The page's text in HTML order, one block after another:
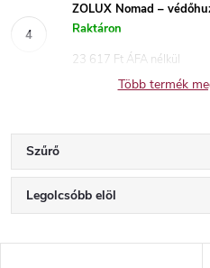
ZOLUX Nomad –
Raktáron
23 617 Ft ÁFA nélkül
Több termék
Szűrő
T
e
Legolcsóbb elöl